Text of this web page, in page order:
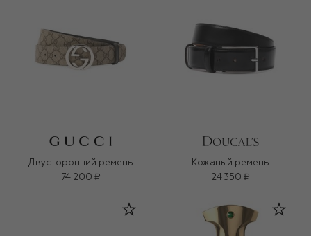
Двусторонний ремень
74 200 ₽
Кожаный ремень
24 350 ₽